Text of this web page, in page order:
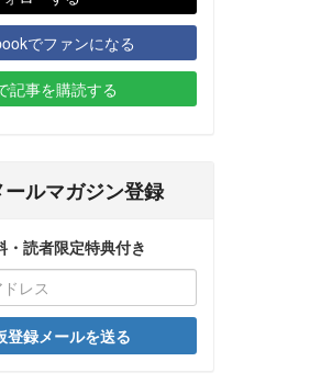
でファンになる
記事を購読する
ールマガジン登録
・読者限定特典付き
登録メールを送る